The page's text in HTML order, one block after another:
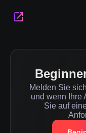
Melden Sie
und wenn Ihre
Sie auf